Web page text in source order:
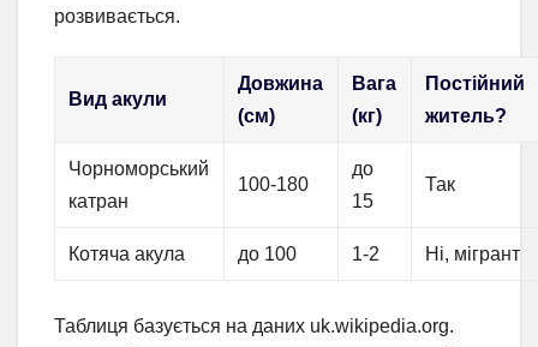
розвивається.
Вид акули
Довжина
(см)
Вага
(кг)
Постійний
житель?
Чорноморський
катран
100-180
до
15
Так
Котяча акула до 100 1-2 Ні, мігрант
Таблиця базується на даних uk.wikipedia.org.